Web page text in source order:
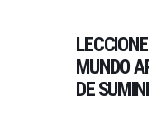
MUNDO
DE